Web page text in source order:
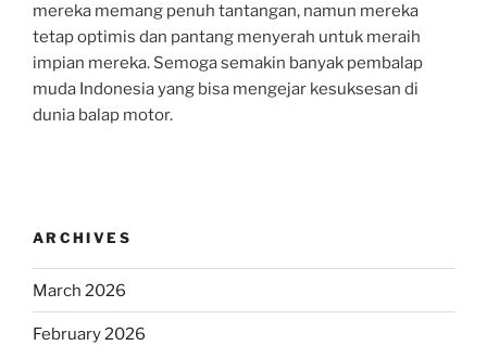
mereka memang penuh tantangan, namun mereka
tetap optimis dan pantang menyerah untuk meraih
impian mereka. Semoga semakin banyak pembalap
muda Indonesia yang bisa mengejar kesuksesan di
dunia balap motor.
ARCHIVES
March 2026
February 2026